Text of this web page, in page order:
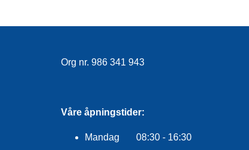
Org nr. 986 341 943
Våre åpningstider:
Mandag 08:30 - 16:30